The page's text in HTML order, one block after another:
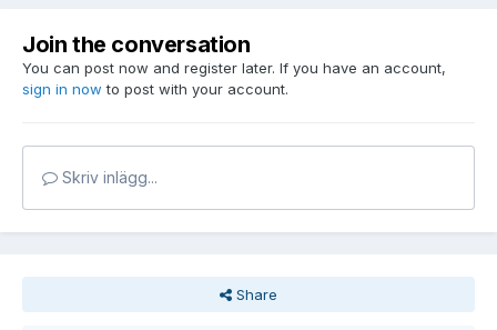
Join the conversation
You can post now and register later. If you have an account,
sign in now to post with your account.
Skriv inlägg...
Share